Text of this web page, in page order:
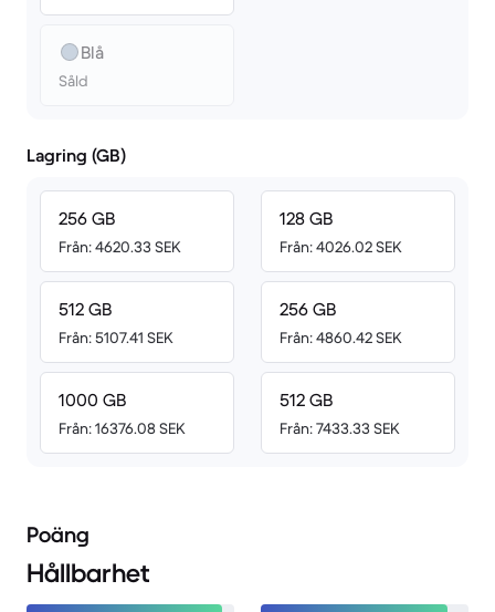
Blå
Såld
Lagring (GB)
256 GB
Från: 4620.33 SEK
512 GB
Från: 5107.41 SEK
1000 GB
Från: 16376.08 SEK
128 GB
Från: 4026.02 SEK
256 GB
Från: 4860.42 SEK
512 GB
Från: 7433.33 SEK
Poäng
Hållbarhet